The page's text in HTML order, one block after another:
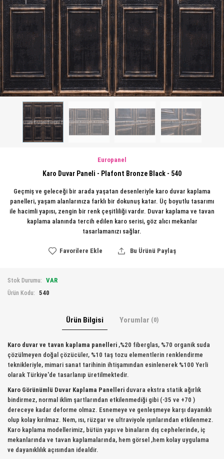
Europanel
Karo Duvar Paneli - Plafont Bronze Black - 540
Geçmiş ve geleceği bir arada yaşatan desenleriyle karo duvar kaplama
panelleri, yaşam alanlarınıza farklı bir dokunuş katar. Üç boyutlu tasarımı
ile hacimli yapısı, zengin bir renk çeşitliliği vardır. Duvar kaplama ve tavan
kaplama alanında tercih edilen karo serisi, göz alıcı mekanlar
tasarlamanızı sağlar.
Favorilere Ekle Bu Ürünü Paylaş
Stok Durumu: VAR
Ürün Kodu: 540
Ürün Bilgisi Yorumlar (0)
Karo duvar ve tavan kaplama panelleri ,%20 fiberglas, %70 organik suda
çözülmeyen doğal çözücüler, %10 taş tozu elementlerin renklendirme
teknikleriyle, mimari sanat tarihinin ihtişamından esinlenerek %100 Yerli
olarak Türkiye'de tasarlanıp üretilmektedir.
Karo Görünümlü Duvar Kaplama Panelleri duvara ekstra statik ağırlık
bindirmez, normal iklim şartlarından etkilenmediği gibi (-35 ve +70 )
dereceye kadar deforme olmaz. Esnemeye ve genleşmeye karşı dayanıklı
olup kolay kırılmaz. Nem, ısı, rüzgar ve ultraviyole ışınlarından etkilenmez.
Karo kaplama modellerimiz, bütün yapı ve binaların dış cephelerinde, iç
mekanlarında ve tavan kaplamalarında, hem görsel ,hem kolay uygulama
ve dayanıklılık açısından idealdir.